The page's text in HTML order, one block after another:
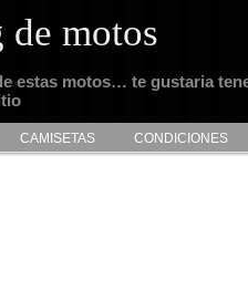
motos
estas motos… te gustaria
CAMISETAS CONDICIONES